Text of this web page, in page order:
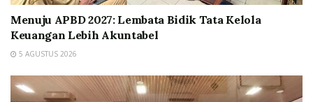
Menuju APBD 2027: Lembata Bidik Tata Kelola
Keuangan Lebih Akuntabel
5 AGUSTUS 2026